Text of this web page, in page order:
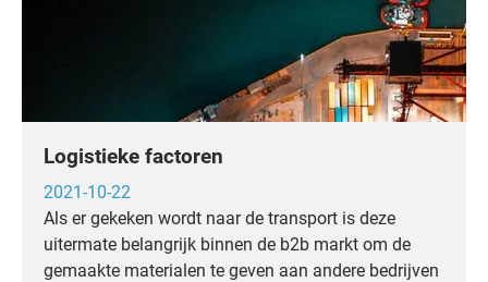
Logistieke factoren
2021-10-22
Als er gekeken wordt naar de transport is deze
uitermate belangrijk binnen de b2b markt om de
gemaakte materialen te geven aan andere bedrijven